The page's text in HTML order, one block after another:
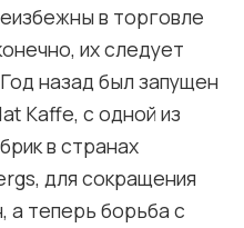
в торговле
их следует
назад был запущен
Kaffe, с одной из
в странах
для сокращения
а теперь борьба с